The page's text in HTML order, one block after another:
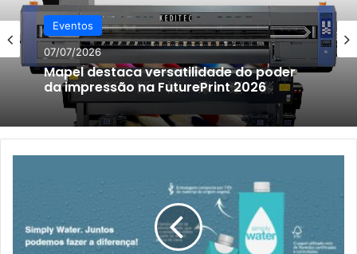
Eventos
07/07/2026
Mapel destaca versatilidade do poder
da impressão na FuturePrint 2026
segmento
de